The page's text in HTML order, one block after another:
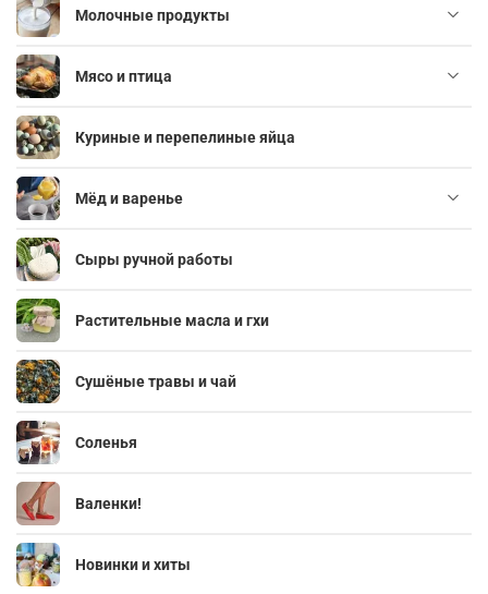
Молочные продукты
Мясо и птица
Куриные и перепелиные яйца
Мёд и варенье
Сыры ручной работы
Растительные масла и гхи
Сушёные травы и чай
Соленья
Валенки!
Новинки и хиты